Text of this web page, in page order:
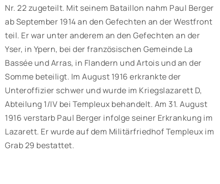
Nr. 22 zugeteilt. Mit seinem Bataillon nahm Paul Berger
ab September 1914 an den Gefechten an der Westfront
teil. Er war unter anderem an den Gefechten an der
Yser, in Ypern, bei der französischen Gemeinde La
Bassée und Arras, in Flandern und Artois und an der
Somme beteiligt. Im August 1916 erkrankte der
Unteroffizier schwer und wurde im Kriegslazarett D,
Abteilung 1/IV bei Templeux behandelt. Am 31. August
1916 verstarb Paul Berger infolge seiner Erkrankung im
Lazarett. Er wurde auf dem Militärfriedhof Templeux im
Grab 29 bestattet.